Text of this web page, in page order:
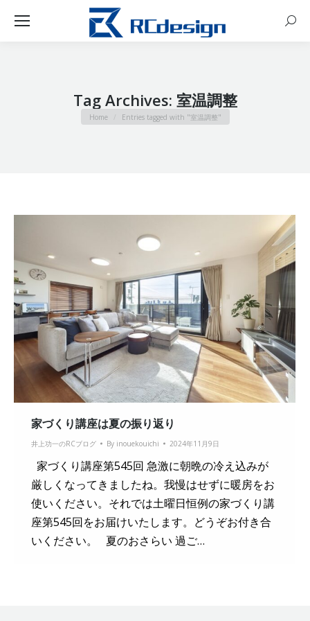
Tag Archives: 室温調整
You are here:
Home Entries tagged with "室温調整"
家づくり講座は夏の振り返り
井上功一のRCブログ By inouekouichi 2024年11月9日
家づくり講座第545回 急激に朝晩の冷え込みが
厳しくなってきましたね。我慢はせずに暖房をお
使いください。それでは土曜日恒例の家づくり講
座第545回をお届けいたします。どうぞお付き合
いください。 夏のおさらい 過ご…